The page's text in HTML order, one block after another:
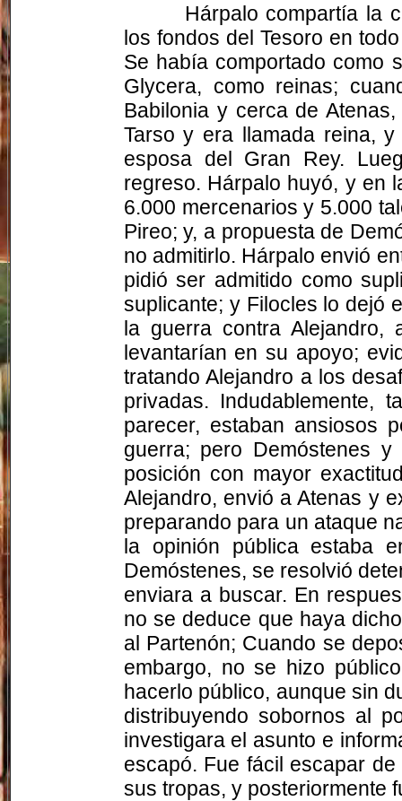
Hárpalo compartía la
los fondos del Tesoro en
Se había comportado como
Glycera, como reinas;
Babilonia y cerca de
Tarso y era llamada reina,
esposa del Gran Rey.
regreso. Hárpalo huyó, y en
6.000 mercenarios y 5.000
Pireo; y, a propuesta de
no admitirlo. Hárpalo envió
pidió ser admitido como
suplicante; y Filocles lo dejó
la guerra contra Alejandro,
levantarían en su apoyo;
tratando Alejandro a los
privadas. Indudablemente,
parecer, estaban ansiosos
guerra; pero Demóstenes
posición con mayor
Alejandro, envió a Atenas y
preparando para un ataque
la opinión pública estaba
Demóstenes, se resolvió
enviara a buscar. En
no se deduce que haya
al Partenón; Cuando se
embargo, no se hizo
hacerlo público, aunque sin
distribuyendo sobornos al
investigara el asunto e
escapó. Fue fácil escapar
sus tropas, y posteriormente